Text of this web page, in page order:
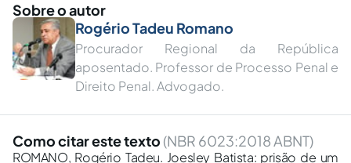
Sobre o autor
Rogério Tadeu Romano
Procurador Regional da República
aposentado. Professor de Processo Penal e
Direito Penal. Advogado.
Como citar este texto (NBR 6023:2018 ABNT)
ROMANO, Rogério Tadeu. Joesley Batista: prisão de um